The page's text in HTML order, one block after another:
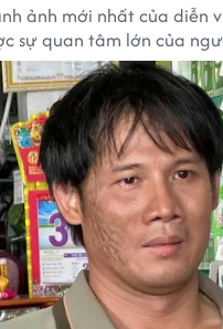
ảnh mới nhất của diễn
sự quan tâm lớn của